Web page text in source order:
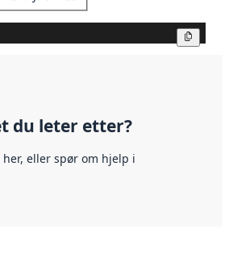
du leter etter?
her, eller spør om hjelp i